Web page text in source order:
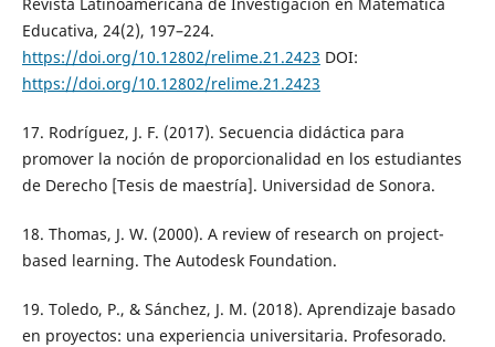
Educativa, 24(2), 197–224.
https://doi.org/10.12802/relime.21.2423 DOI:
https://doi.org/10.12802/relime.21.2423
17. Rodríguez, J. F. (2017). Secuencia didáctica para
promover la noción de proporcionalidad en los estudiantes
de Derecho [Tesis de maestría]. Universidad de Sonora.
18. Thomas, J. W. (2000). A review of research on project-
based learning. The Autodesk Foundation.
19. Toledo, P., & Sánchez, J. M. (2018). Aprendizaje basado
en proyectos: una experiencia universitaria. Profesorado.